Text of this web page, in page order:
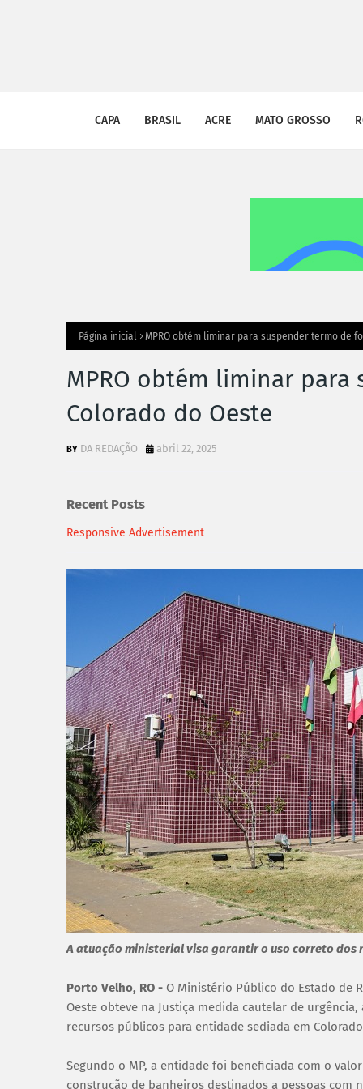
CAPA BRASIL ACRE MATO GROSSO
Página inicial MPRO obtém liminar para suspender termo de
MPRO obtém liminar
Colorado do Oeste
DA REDAÇÃO abril 22, 2025
Recent Posts
Responsive Advertisement
A atuação ministerial visa garantir o uso correto dos
Porto Velho, RO - O Ministério Público do Estado de
Oeste obteve na Justiça medida cautelar de
recursos públicos para entidade sediada em
Segundo o MP, a entidade foi beneficiada com o
construção de banheiros destinados a pessoas com